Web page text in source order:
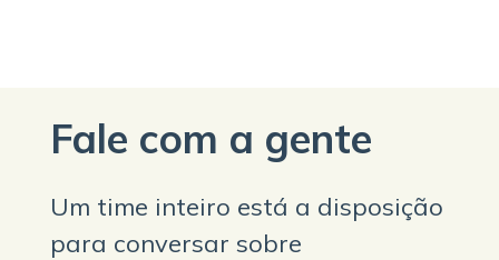
Fale com a gente
Um time inteiro está a disposição
para conversar sobre